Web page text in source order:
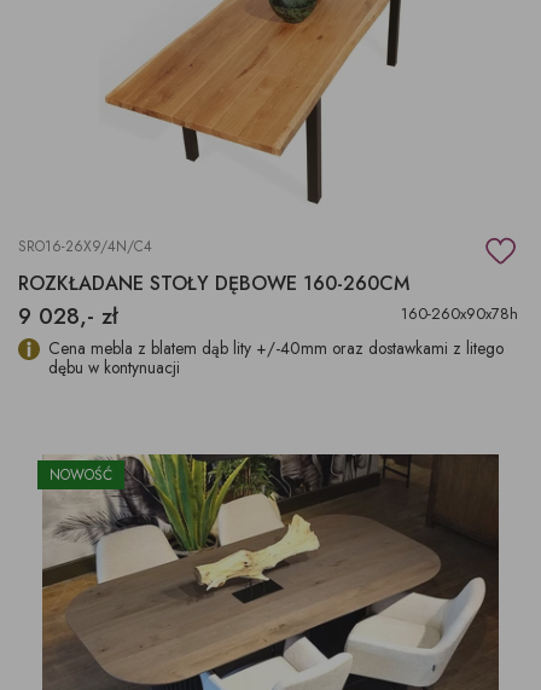
SRO16-26X9/4N/C4
ROZKŁADANE STOŁY DĘBOWE 160-260CM
9 028,- zł 160-260x90x78h
Cena mebla z blatem dąb lity +/-40mm oraz dostawkami z litego
dębu w kontynuacji
NOWOŚĆ